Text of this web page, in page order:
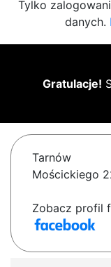
Tylko
danych.
Gratulacje!
Tarnów
Mościckiego
Zobacz profil